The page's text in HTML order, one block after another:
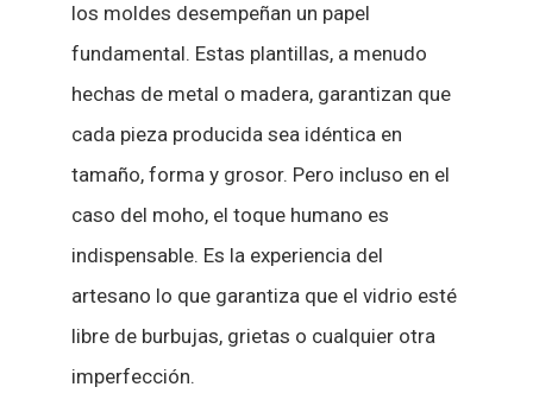
los moldes desempeñan un papel
fundamental. Estas plantillas, a menudo
hechas de metal o madera, garantizan que
cada pieza producida sea idéntica en
tamaño, forma y grosor. Pero incluso en el
caso del moho, el toque humano es
indispensable. Es la experiencia del
artesano lo que garantiza que el vidrio esté
libre de burbujas, grietas o cualquier otra
imperfección.